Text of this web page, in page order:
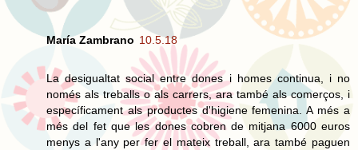
María Zambrano 10.5.18
La desigualtat social entre dones i homes continua, i no
només als treballs o als carrers, ara també als comerços, i
específicament als productes d'higiene femenina. A més a
més del fet que les dones cobren de mitjana 6000 euros
menys a l'any per fer el mateix treball, ara també paguen